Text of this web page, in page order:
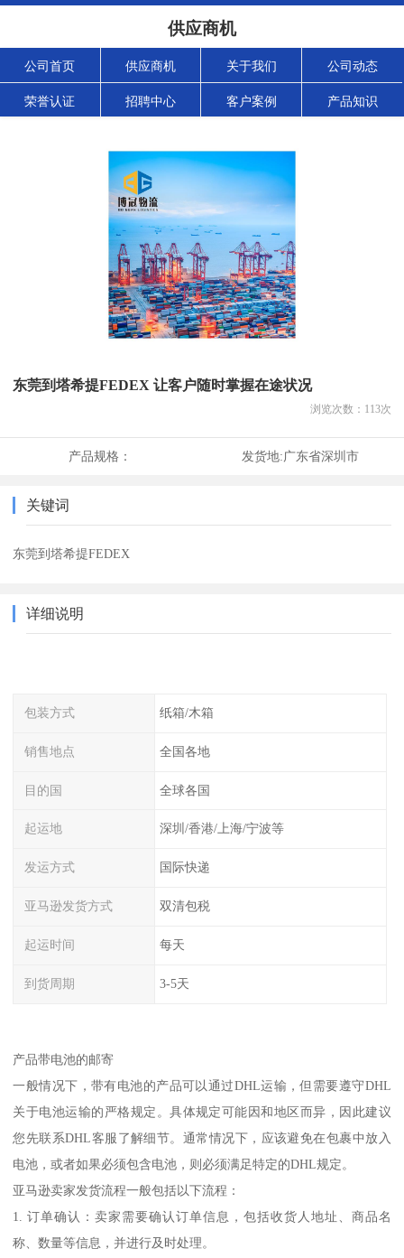
供应商机
公司首页 供应商机 关于我们 公司动态
荣誉认证 招聘中心 客户案例 产品知识
东莞到塔希提FEDEX 让客户随时掌握在途状况
浏览次数： 113次
产品规格： 发货地:广东省深圳市
关键词
东莞到塔希提FEDEX
详细说明
包装方式 纸箱/木箱
销售地点 全国各地
目的国 全球各国
起运地 深圳/香港/上海/宁波等
发运方式 国际快递
亚马逊发货方式 双清包税
起运时间 每天
到货周期 3-5天
产品带电池的邮寄
一般情况下，带有电池的产品可以通过DHL运输，但需要遵守DHL
关于电池运输的严格规定。具体规定可能因和地区而异，因此建议
您先联系DHL客服了解细节。通常情况下，应该避免在包裹中放入
电池，或者如果必须包含电池，则必须满足特定的DHL规定。
亚马逊卖家发货流程一般包括以下流程：
1. 订单确认：卖家需要确认订单信息，包括收货人地址、商品名
称、数量等信息，并进行及时处理。